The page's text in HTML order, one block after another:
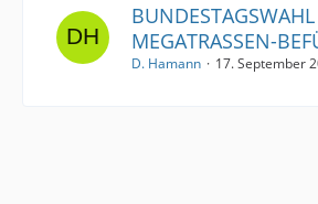
MEGATRASSEN-
D. Hamann 17. September